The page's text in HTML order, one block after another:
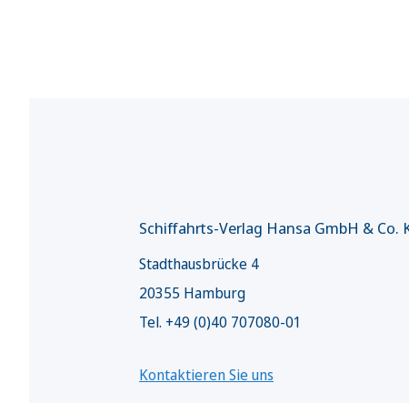
Schiffahrts-Verlag Hansa GmbH & Co.
Stadthausbrücke 4
20355 Hamburg
Tel. +49 (0)40 707080-01
Kontaktieren Sie uns